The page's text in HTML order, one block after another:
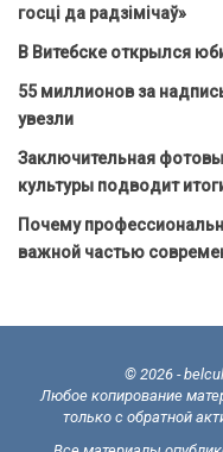
госці да радзімічаў»
В Витебске открылся
55 миллионов за
увезли
Заключительная
культуры подводит
Почему
важной частью
© 2026 -
Любое копирование
только с обратной